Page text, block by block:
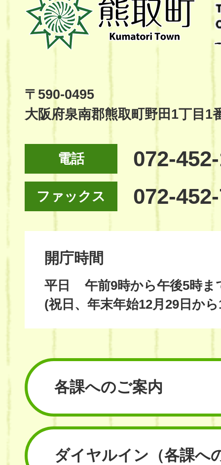
取
町
Kumatori
Site
〒590-0495
大阪府泉南郡熊取町野田1丁目1
電話 072-
ファックス 072-
開庁時間
平日
午前9時から午後5時ま
(祝日、年末年始12月29日か
各課へのご案内
ダイヤルイン （各課へ